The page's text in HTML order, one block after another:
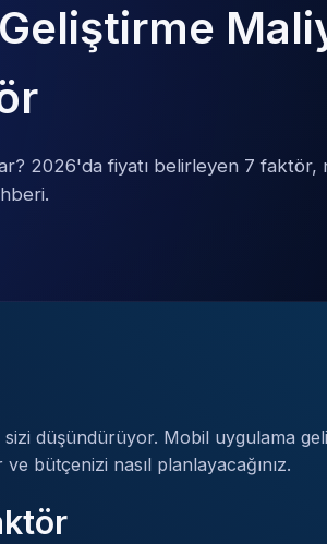
2026'da fiyatı belirleyen 7 faktör,
düşündürüyor. Mobil uygulama
bütçenizi nasıl planlayacağınız.